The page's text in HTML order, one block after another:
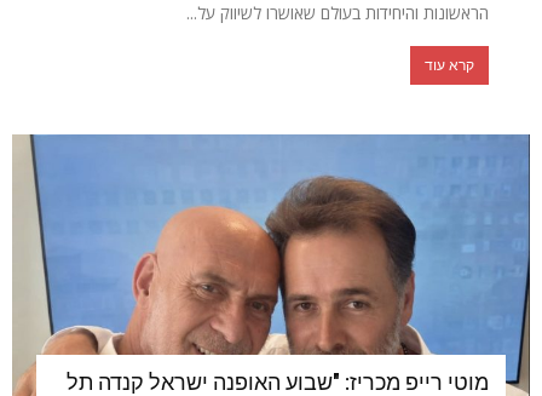
הראשונות והיחידות בעולם שאושרו לשיווק על...
קרא עוד
מוטי רייפ מכריז: "שבוע האופנה ישראל קנדה תל